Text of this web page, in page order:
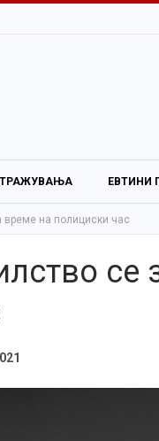
ЕВТИНИ
време на полициски час